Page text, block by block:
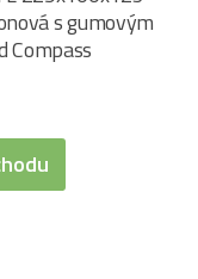
s gumovým
Compass